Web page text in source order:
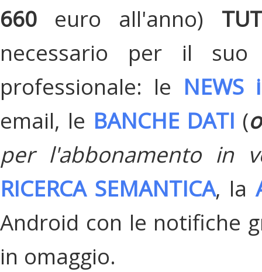
660 euro all'anno)
necessario per il suo
professionale: le
email, le BANCHE DATI (
per l'abbonamento in
RICERCA SEMANTICA, la
Android con le notifiche
in omaggio.